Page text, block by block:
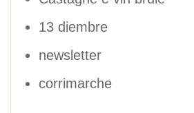
13 diembre
newsletter
corrimarche